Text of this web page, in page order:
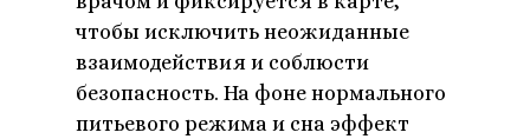
чтобы исключить неожиданные
взаимодействия и соблюсти
безопасность. На фоне нормального
питьевого режима и сна эффект